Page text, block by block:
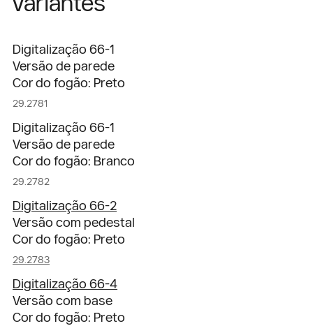
Digitalização 66-1
Versão de parede
Cor do fogão: Preto
29.2781
Digitalização 66-1
Versão de parede
Cor do fogão: Branco
29.2782
Digitalização 66-2
Versão com pedestal
Cor do fogão: Preto
29.2783
Digitalização 66-4
Versão com base
Cor do fogão: Preto